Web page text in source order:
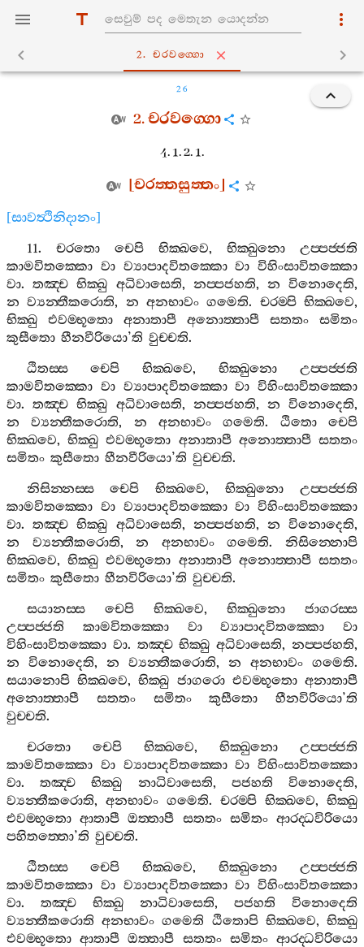
2. චරවග‍්ගො
26
2.චරවග‍්ගො
4. 1. 2. 1.
[චරත‍්තසුත‍්තං]
[සාවත්‍ථිනිදානං]
11. චරතො චෙපි භික‍්ඛවෙ, භික‍්ඛුනො
උප‍්පජ‍්ජති
කාමවිතක‍්කො වා ව්‍යාපාදවිතක‍්කො වා විහිංසාවිතක‍්කො
වා.තඤ‍්ච භික‍්ඛු අධිවාසෙති, නප‍්පජහති, න විනොදෙති,
න ව්‍යන‍්තීකරොති, න අනභාවං ගමෙති. චරම‍්පි භික‍්ඛවෙ,
භික‍්ඛු
එවම‍්භූතො අනාතාපී අනොත‍්තාපී සතතං
සමිතං
කුසීතො හීනවීරියො’ති වුච‍්චති.
ඨිතස‍්ස
චෙපි භික‍්ඛවෙ,භික‍්ඛුනො
උප‍්පජ‍්ජති
කාමවිතක‍්කො වා ව්‍යාපාදවිතක‍්කො වා විහිංසාවිතක‍්කො
වා.තඤ‍්ච භික‍්ඛු අධිවාසෙති, නප‍්පජහති, න විනොදෙති,
න
ව්‍යන‍්තීකරොති, න අනභාවං ගමෙති. ඨිතො
චෙපි
භික‍්ඛවෙ,භික‍්ඛු එවම‍්භූතො අනාතාපී අනොත‍්තාපී සතතං
සමිතං කුසීතො හීනවීරියො’ති වුච‍්චති.
නිසින‍්නස‍්ස
චෙපි භික‍්ඛවෙ,භික‍්ඛුනො
උප‍්පජ‍්ජති
කාමවිතක‍්කො වා ව්‍යාපාදවිතක‍්කො වා විහිංසාවිතක‍්කො
වා.තඤ‍්ච භික‍්ඛු අධිවාසෙති, නප‍්පජහති, න විනොදෙති,
න
ව්‍යන‍්තීකරොති,න අනභාවං ගමෙති.නිසින‍්නොපි
භික‍්ඛවෙ,භික‍්ඛු එවම‍්භූතො අනාතාපී අනොත‍්තාපී සතතං
සමිතං කුසීතො හීනවිරියො’ති වුච‍්චති.
සයානස‍්ස
චෙපි භික‍්ඛවෙ, භික‍්ඛුනො
ජාගරස‍්ස
උප‍්පජ‍්ජති
කාමවිතක‍්කො වා ව්‍යාපාදවිතක‍්කො
වා
විහිංසාවිතක‍්කො වා. තඤ‍්ච භික‍්ඛු අධිවාසෙති,නප‍්පජහති,
න
විනොදෙති, න ව්‍යන‍්තීකරොති, න අනභාවං ගමෙති.
සයානොපි භික‍්ඛවෙ,භික‍්ඛු ජාගරො එවම‍්භූතො අනාතාපී
අනොත‍්තාපී
සතතං සමිතං කුසීතො හීනවිරියො’ති
වුච‍්චති.
චරතො
චෙපි භික‍්ඛවෙ, භික‍්ඛුනො
උප‍්පජ‍්ජති
කාමවිතක‍්කො වා ව්‍යාපාදවිතක‍්කො වා විහිංසාවිතක‍්කො
වා.තඤ‍්ච භික‍්ඛු නාධිවාසෙති, පජහති විනොදෙති,
ව්‍යන‍්තීකරොති, අනභාවං ගමෙති. චරම‍්පි භික‍්ඛවෙ, භික‍්ඛු
එවම‍්භූතො ආතාපී ඔත‍්තාපී සතතං සමිතං ආරද‍්ධවිරියො
පහිතත‍්තො’ති වුච‍්චති.
ඨිතස‍්ස
චෙපි භික‍්ඛවෙ,භික‍්ඛුනො
උප‍්පජ‍්ජති
කාමවිතක‍්කො වා ව්‍යාපාදවිතක‍්කො වා විහිංසාවිතක‍්කො
වා. තඤ‍්ච භික‍්ඛු නාධිවාසෙති, පජහති
විනොදෙති
ව්‍යන‍්තීකරොති අනභාවං ගමෙති ඨිතොපි භික‍්ඛවෙ,භික‍්ඛු
එවම‍්භූතො ආතාපී ඔත‍්තාපී සතතං සමිතං ආරද‍්ධවිරියො